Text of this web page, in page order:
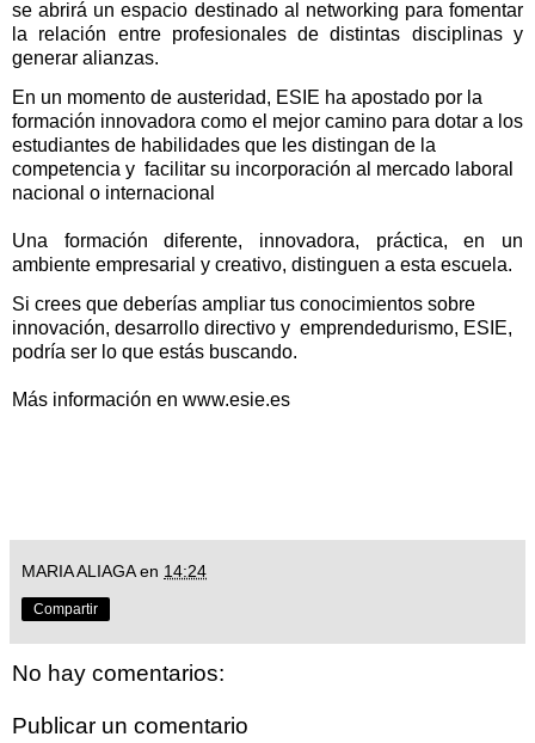
se abrirá un espacio destinado al networking para fomentar
la relación entre profesionales de distintas disciplinas y
generar alianzas.
En un momento de austeridad, ESIE ha apostado por la
formación innovadora como el mejor camino para dotar a los
estudiantes de habilidades que les distingan de la
competencia y facilitar su incorporación al mercado laboral
nacional o internacional
Una formación diferente, innovadora, práctica, en un
ambiente empresarial y creativo, distinguen a esta escuela.
Si crees que deberías ampliar tus conocimientos sobre
innovación, desarrollo directivo y emprendedurismo, ESIE,
podría ser lo que estás buscando.
Más información en www.esie.es
MARIA ALIAGA en 14:24
Compartir
No hay comentarios:
Publicar un comentario